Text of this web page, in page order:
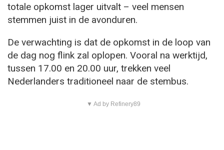
totale opkomst lager uitvalt – veel mensen
stemmen juist in de avonduren.
De verwachting is dat de opkomst in de loop van
de dag nog flink zal oplopen. Vooral na werktijd,
tussen 17.00 en 20.00 uur, trekken veel
Nederlanders traditioneel naar de stembus.
▼ Ad by Refinery89